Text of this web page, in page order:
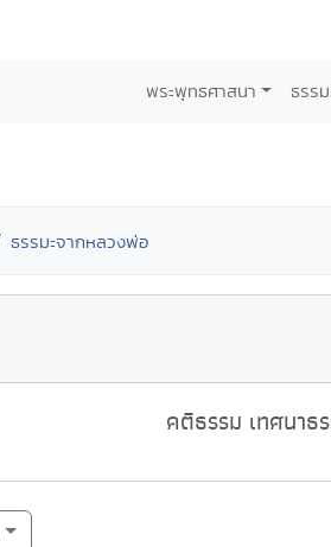
พระพุทธศาสนา ธรร
ธรรมะจากหลวงพ่อ
คติธรรม เทศนา